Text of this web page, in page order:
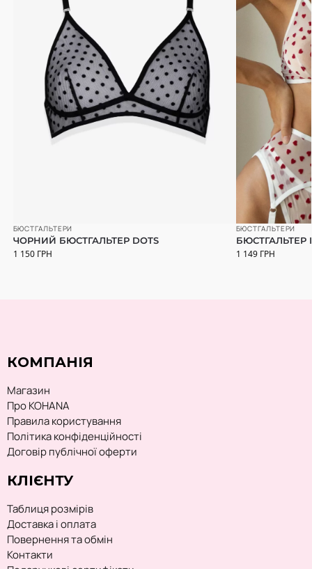
БЮСТГАЛЬТЕРИ
ЧОРНИЙ БЮСТГАЛЬТЕР DOTS
1 150 ГРН
БЮСТГАЛЬТЕРИ
БЮСТГАЛЬТЕР
1 149 ГРН
КОМПАНІЯ
Магазин
Про KOHANA
Правила користування
Політика конфіденційності
Договір публічної оферти
КЛІЄНТУ
Таблиця розмірів
Доставка і оплата
Повернення та обмін
Контакти